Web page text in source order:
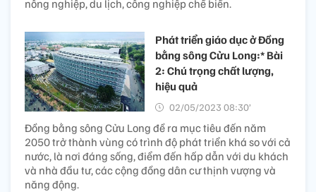
nông nghiệp, du lịch, công nghiệp chế biến.
Phát triển giáo dục ở Đồng
bằng sông Cửu Long:* Bài
2: Chú trọng chất lượng,
hiệu quả
02/05/2023 08:30’
Đồng bằng sông Cửu Long đề ra mục tiêu đến năm
2050 trở thành vùng có trình độ phát triển khá so với cả
nước, là nơi đáng sống, điểm đến hấp dẫn với du khách
và nhà đầu tư, các cộng đồng dân cư thịnh vượng và
năng động.